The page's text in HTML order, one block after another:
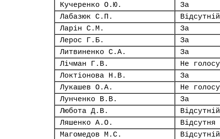
Кучеренко О.Ю.
За
Лабазюк С.П.
Відсутній
Ларін С.М.
За
Лерос Г.Б.
За
Литвиненко С.А.
За
Лічман Г.В.
Не
Локтіонова Н.В.
За
Лукашев О.А.
Не
Лунченко В.В.
За
Любота Д.В.
Відсутній
Ляшенко А.О.
Відсутня
Магомедов М.С.
Відсутній